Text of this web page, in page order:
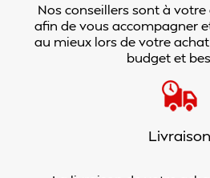
Nos conseillers sont à
afin de vous accompagner
au mieux lors de votre
budget et
Livraison